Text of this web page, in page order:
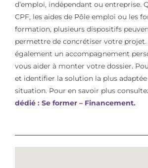
d’emploi, indépendant ou entreprise.
CPF, les aides de Pôle emploi ou les
formation, plusieurs dispositifs
permettre de concrétiser votre projet.
également un accompagnement
vous aider à monter votre dossier.
et identifier la solution la plus
situation. Pour en savoir plus
dédié : Se former – Financement.